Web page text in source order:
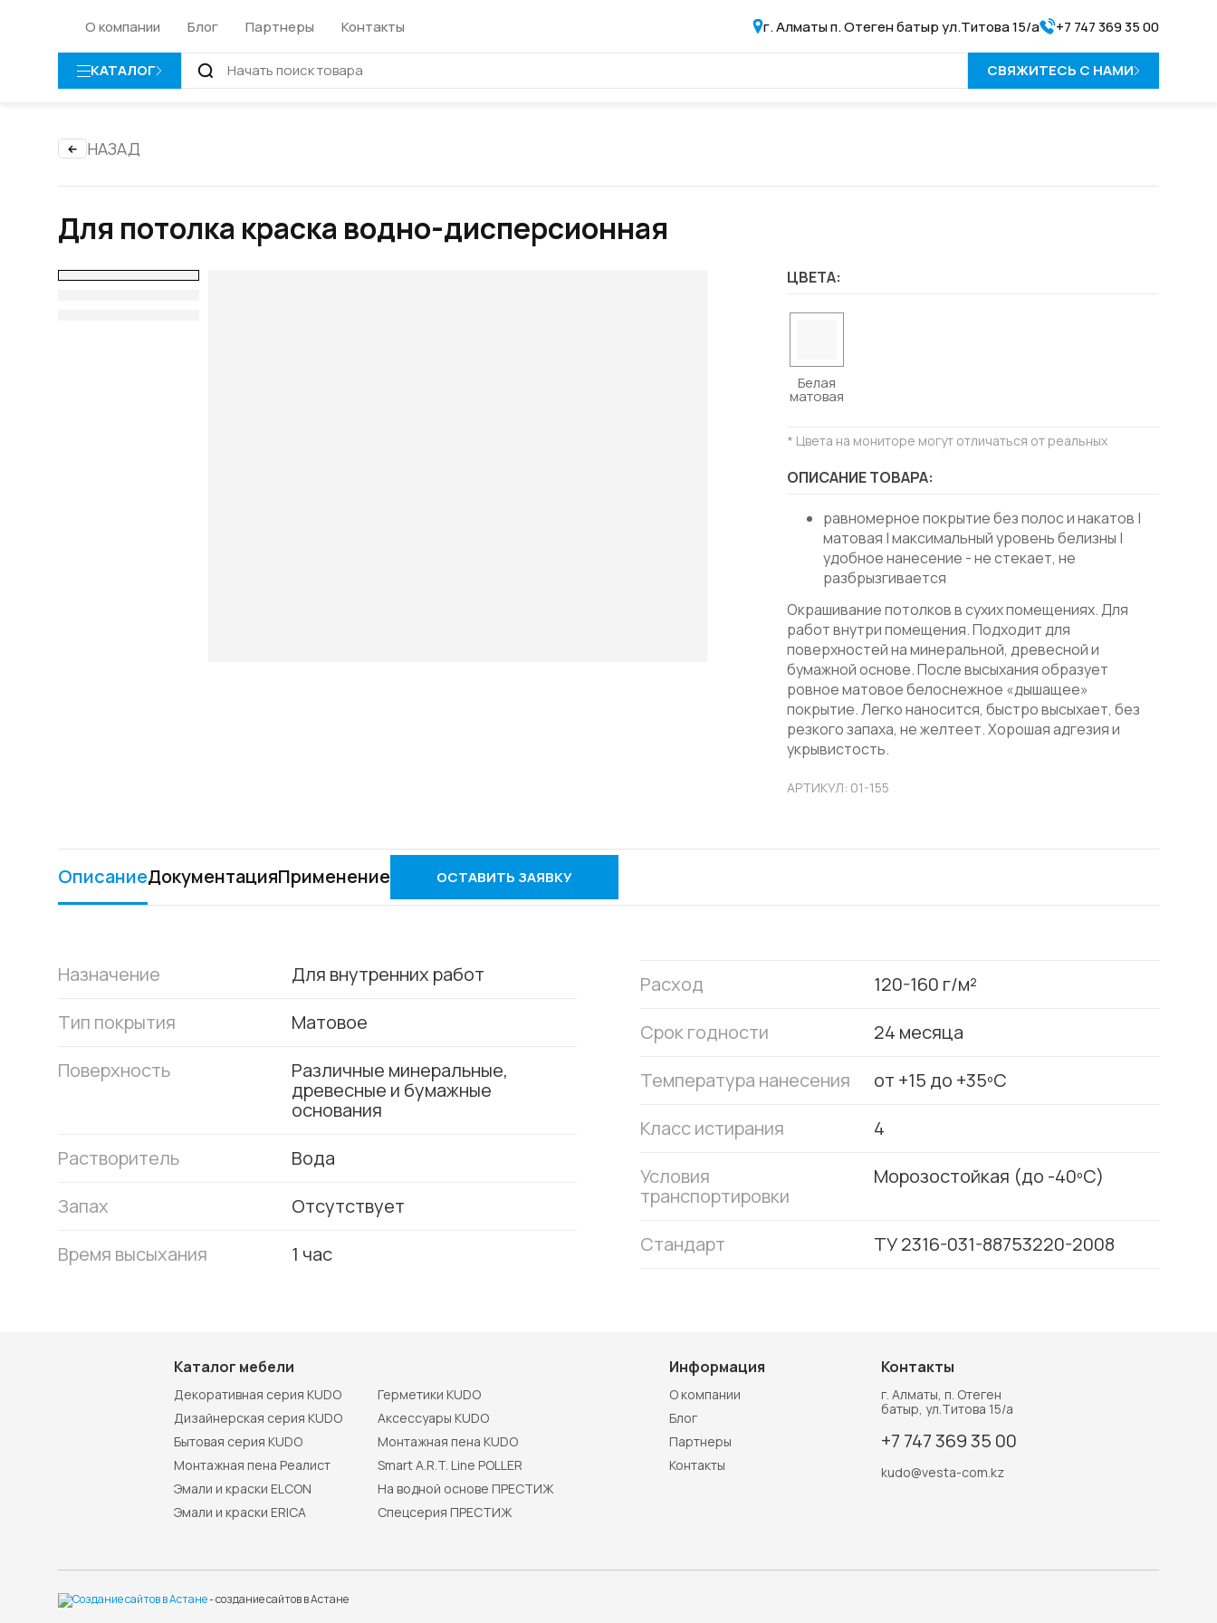
О компании Блог Партнеры Контакты г. Алматы п. Отеген батыр ул.Титова 15/а +7 747 369 35 00
КАТАЛОГ СВЯЖИТЕСЬ С НАМИ
НАЗАД
Для потолка краска водно-дисперсионная
ЦВЕТА:
Белая
матовая
* Цвета на мониторе могут отличаться от реальных
ОПИСАНИЕ ТОВАРА:
равномерное покрытие без полос и накатов |
матовая | максимальный уровень белизны |
удобное нанесение - не стекает, не
разбрызгивается
Окрашивание потолков в сухих помещениях. Для
работ внутри помещения. Подходит для
поверхностей на минеральной, древесной и
бумажной основе. После высыхания образует
ровное матовое белоснежное «дышащее»
покрытие. Легко наносится, быстро высыхает, без
резкого запаха, не желтеет. Хорошая адгезия и
укрывистость.
АРТИКУЛ: 01-155
ОписаниеДокументацияПрименение ОСТАВИТЬ ЗАЯВКУ
Назначение
Для внутренних работ
Тип покрытия
Матовое
Поверхность
Различные минеральные,
древесные и бумажные
основания
Растворитель
Вода
Запах
Отсутствует
Время высыхания
1 час
Расход
120-160 г/м²
Срок годности
24 месяца
Температура нанесения
от +15 до +35ºС
Класс истирания
4
Условия
транспортировки
Морозостойкая (до -40ºС)
Стандарт ТУ 2316-031-88753220-2008
Каталог мебели
Декоративная серия KUDO
Дизайнерская серия KUDO
Бытовая серия KUDO
Монтажная пена Реалист
Эмали и краски ELCON
Эмали и краски ERICA
Герметики KUDO
Аксессуары KUDO
Монтажная пена KUDO
Smart A.R.T. Line POLLER
На водной основе ПРЕСТИЖ
Спецсерия ПРЕСТИЖ
Информация
О компании
Блог
Партнеры
Контакты
Контакты
г. Алматы, п. Отеген
батыр, ул.Титова 15/а
+7 747 369 35 00
kudo@vesta-com.kz
- создание сайтов в Астане